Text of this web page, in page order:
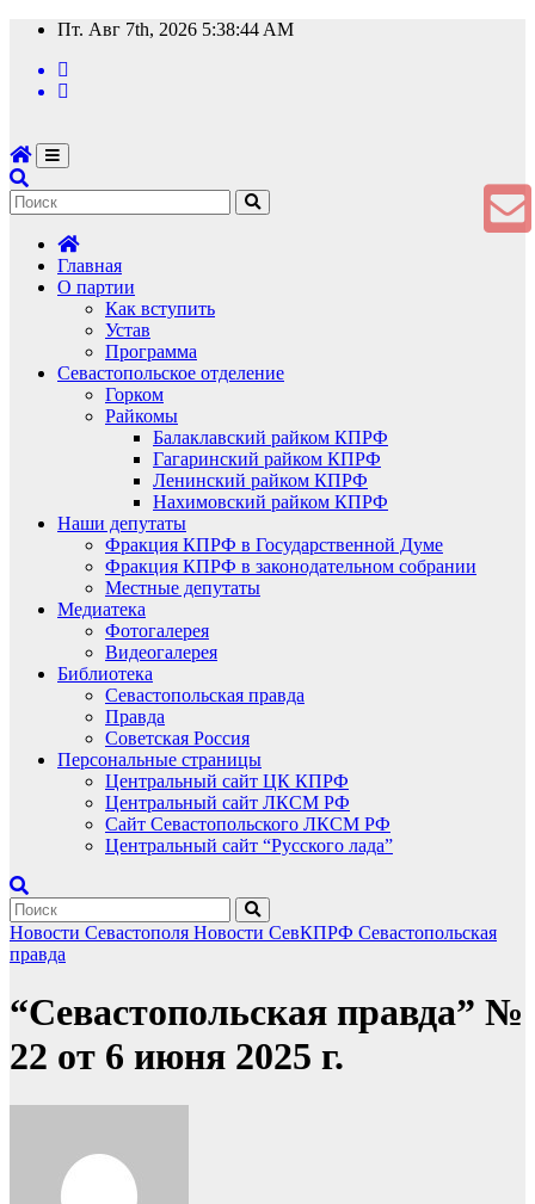
Перейти
содержимому
Пт. Авг 7th, 2026 5:38:45 AM
Главная
О партии
Как вступить
Устав
Программа
Севастопольское отделение
Горком
Райкомы
Балаклавский райком КПРФ
Гагаринский райком КПРФ
Ленинский райком КПРФ
Нахимовский райком КПРФ
Наши депутаты
Фракция КПРФ в Государственной Думе
Фракция КПРФ в законодательном собрании
Местные депутаты
Медиатека
Фотогалерея
Видеогалерея
Библиотека
Севастопольская правда
Правда
Советская Россия
Персональные страницы
Центральный сайт ЦК КПРФ
Центральный сайт ЛКСМ РФ
Сайт Севастопольского ЛКСМ РФ
Центральный сайт “Русского лада”
Новости Севастополя Новости СевКПРФ Севастопольская
правда
“Севастопольская правда” №
22 от 6 июня 2025 г.